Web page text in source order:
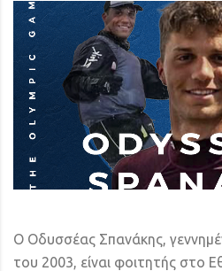
Ο Οδυσσέας Σπανάκης,
του 2003, είναι φοιτητής στο